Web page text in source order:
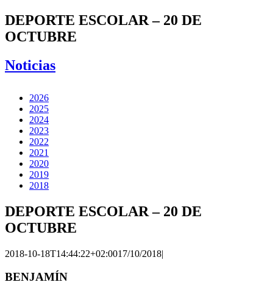
DEPORTE ESCOLAR – 20 DE
OCTUBRE
Noticias
2026
2025
2024
2023
2022
2021
2020
2019
2018
DEPORTE ESCOLAR – 20 DE
OCTUBRE
2018-10-18T14:44:22+02:0017/10/2018|
BENJAMÍN